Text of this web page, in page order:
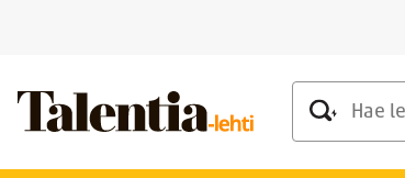
Hae lehdestä